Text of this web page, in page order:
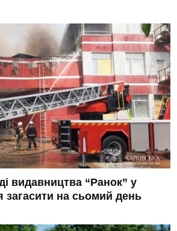
видавництва “Ранок” у
загасити на сьомий день